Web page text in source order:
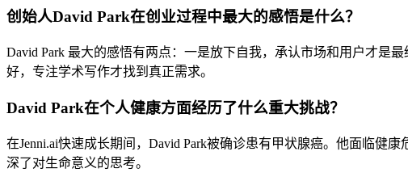
创始人David Park在创业过程中最大的感悟是什么？
David Park 最大的感悟有两点：一是放下自我，承认市场和用户才是
好，专注学术写作才找到真正需求。
David Park在个人健康方面经历了什么重大挑战？
在Jenni.ai快速成长期间，David Park被确诊患有甲状腺癌。他面临健
深了对生命意义的思考。